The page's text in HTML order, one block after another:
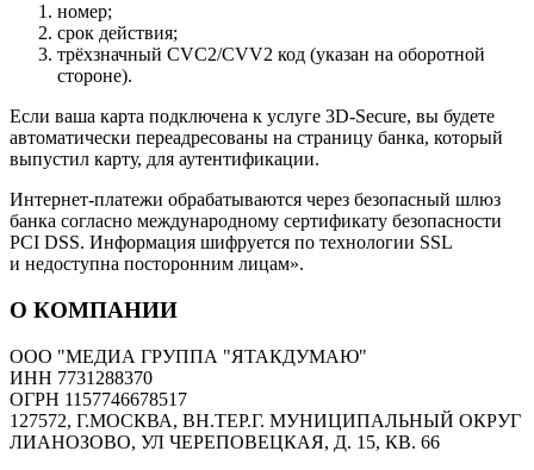
номер;
срок действия;
трёхзначный CVC2/CVV2 код (указан на оборотной
стороне).
Если ваша карта подключена к услуге 3D-Secure, вы будете
автоматически переадресованы на страницу банка, который
выпустил карту, для аутентификации.
Интернет-платежи обрабатываются через безопасный шлюз
банка согласно международному сертификату безопасности
PCI DSS. Информация шифруется по технологии SSL
и недоступна посторонним лицам».
О КОМПАНИИ
ООО "МЕДИА ГРУППА "ЯТАКДУМАЮ"
ИНН 7731288370
ОГРН 1157746678517
127572, Г.МОСКВА, ВН.ТЕР.Г. МУНИЦИПАЛЬНЫЙ ОКРУГ
ЛИАНОЗОВО, УЛ ЧЕРЕПОВЕЦКАЯ, Д. 15, КВ. 66